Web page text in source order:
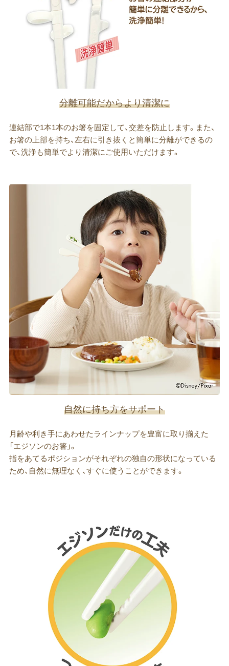
分離可能だからより清潔に
連結部で1本1本のお箸を固定して、交差を防止します。また、
お箸の上部を持ち、左右に引き抜くと簡単に分離ができるの
で、洗浄も簡単でより清潔にご使用いただけます。
自然に持ち方をサポート
月齢や利き手にあわせたラインナップを豊富に取り揃えた
「エジソンのお箸」。
指をあてるポジションがそれぞれの独自の形状になっている
ため、自然に無理なく、すぐに使うことができます。